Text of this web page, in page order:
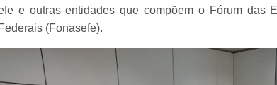
e outras entidades que compõem o Fórum das
(Fonasefe).